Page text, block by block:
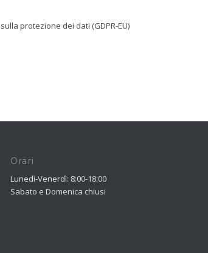
protezione dei dati (GDPR-EU)
Orari
Lunedì-Venerdì: 8:00-18:00
Sabato e Domenica chiusi